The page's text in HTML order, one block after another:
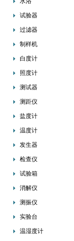
试验器
过滤器
制样机
白度计
照度计
测试器
测距仪
盐度计
温度计
发生器
检查仪
试验箱
消解仪
测振仪
实验台
温湿度计